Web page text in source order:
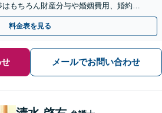
もちろん財産分与や婚姻費用、婚約破
解決実績が豊富です。
料金表を見る
メールでお問い合わせ